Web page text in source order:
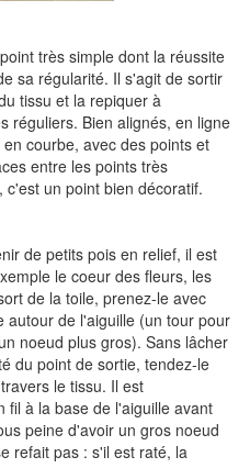
très simple dont la réussite
sa régularité. Il s'agit de sortir
tissu et la repiquer à
réguliers. Bien alignés, en ligne
courbe, avec des points et
entre les points très
c'est un point bien décoratif.
de petits pois en relief, il est
le coeur des fleurs, les
de la toile, prenez-le avec
autour de l'aiguille (un tour pour
noeud plus gros). Sans lâcher
du point de sortie, tendez-le
le tissu. Il est
fil à la base de l'aiguille avant
peine d'avoir un gros noeud
refait pas : s'il est raté, la